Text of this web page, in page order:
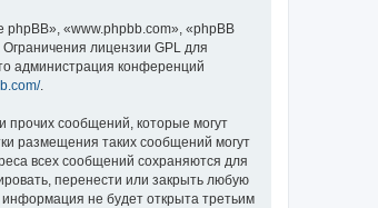
«www.phpbb.com», «phpBB
. Ограничения лицензии GPL для
администрация конференций
.
прочих сообщений, которые могут
размещения таких сообщений могут
всех сообщений сохраняются для
перенести или закрыть любую
не будет открыта третьим